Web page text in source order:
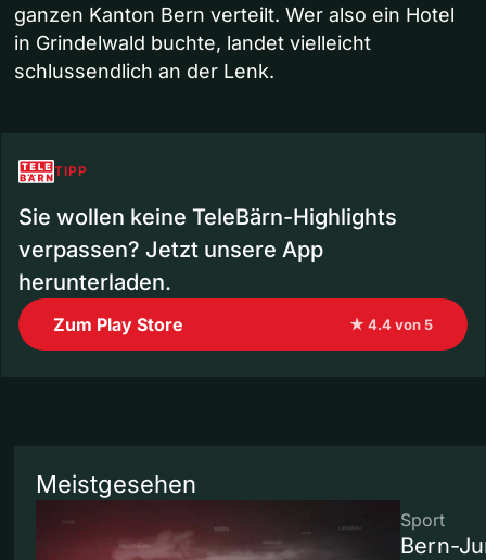
ganzen Kanton Bern verteilt. Wer also ein Hotel
in Grindelwald buchte, landet vielleicht
schlussendlich an der Lenk.
TIPP
Sie wollen keine TeleBärn-Highlights
verpassen? Jetzt unsere App
herunterladen.
Zum Play Store ★ 4.4 von 5
Meistgesehen
Sport
Bern-